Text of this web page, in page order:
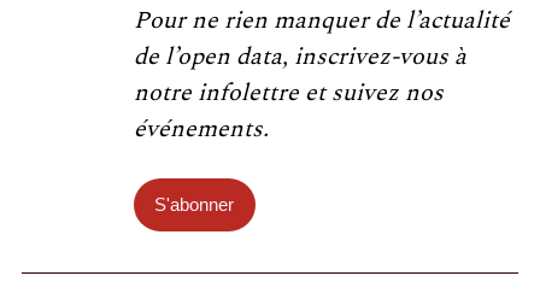
Pour ne rien manquer de l’actualité
de l’open data, inscrivez-vous à
notre infolettre et suivez nos
événements.
S'abonner